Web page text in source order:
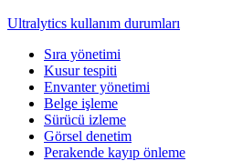
Ultralytics kullanım durumları
Sıra yönetimi
Kusur tespiti
Envanter yönetimi
Belge işleme
Sürücü izleme
Görsel denetim
Perakende kayıp önleme